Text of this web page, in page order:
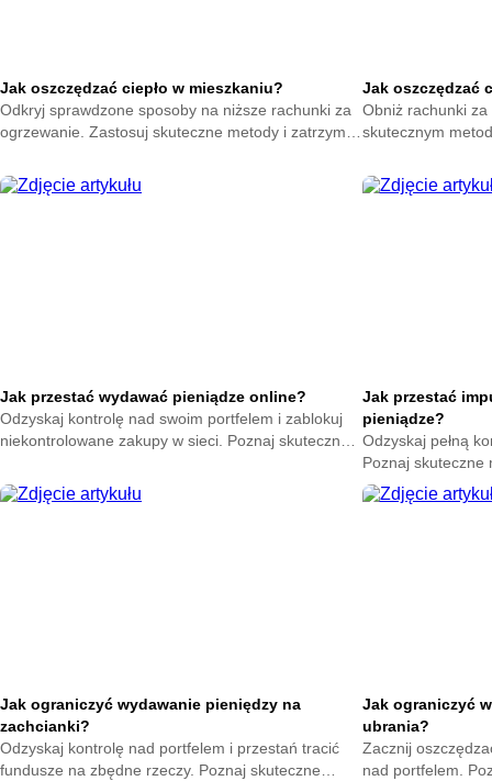
Jak oszczędzać ciepło w mieszkaniu?
Odkryj sprawdzone sposoby na niższe rachunki za
ogrzewanie. Zastosuj skuteczne metody i zatrzymaj
Jak oszczędzać
Obniż rachunki
skutecznym
oszczędzać już
Jak przestać wydawać pieniądze online?
Odzyskaj kontrolę nad swoim portfelem i zablokuj
niekontrolowane zakupy w sieci. Poznaj skuteczne
przycisku kup teraz.
Jak przestać
pieniądze?
Odzyskaj pełną
Poznaj skuteczne
nagłych
oszczędności już
Jak ograniczyć wydawanie pieniędzy na
zachcianki?
Odzyskaj kontrolę nad portfelem i przestań tracić
fundusze na zbędne rzeczy. Poznaj skuteczne
Jak ograniczyć
ubrania?
Zacznij
nad portfelem.